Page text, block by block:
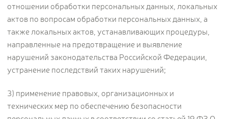
отношении обработки персональных данных, локальных
актов по вопросам обработки персональных данных, а
также локальных актов, устанавливающих процедуры,
направленные на предотвращение и выявление
нарушений законодательства Российской Федерации,
устранение последствий таких нарушений;
3) применение правовых, организационных и
технических мер по обеспечению безопасности